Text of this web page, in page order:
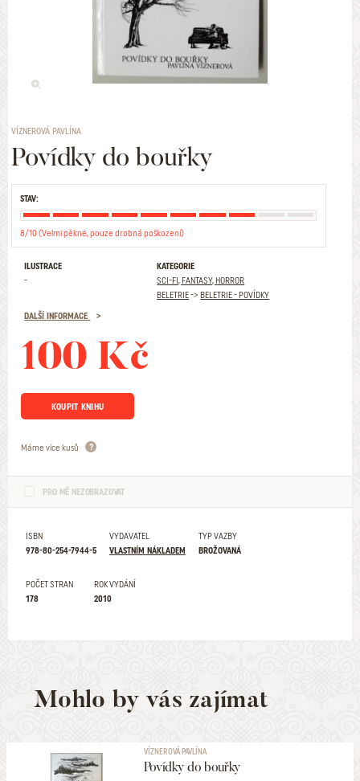
VÍZNEROVÁ PAVLÍNA
Povídky do bouřky
STAV:
8/10 (Velmi pěkné, pouze drobná poškození)
ILUSTRACE
-
KATEGORIE
SCI-FI, FANTASY, HORROR
BELETRIE->BELETRIE - POVÍDKY
DALŠÍ INFORMACE
100 Kč
KOUPIT KNIHU
Máme více kusů
PRO MĚ NEZOBRAZOVAT
ISBN
978-80-254-7944-5
VYDAVATEL
VLASTNÍM NÁKLADEM
TYP VAZBY
BROŽOVANÁ
POČET STRAN
178
ROK VYDÁNÍ
2010
Mohlo by vás zajímat
VÍZNEROVÁ PAVLÍNA
Povídky do bouřky